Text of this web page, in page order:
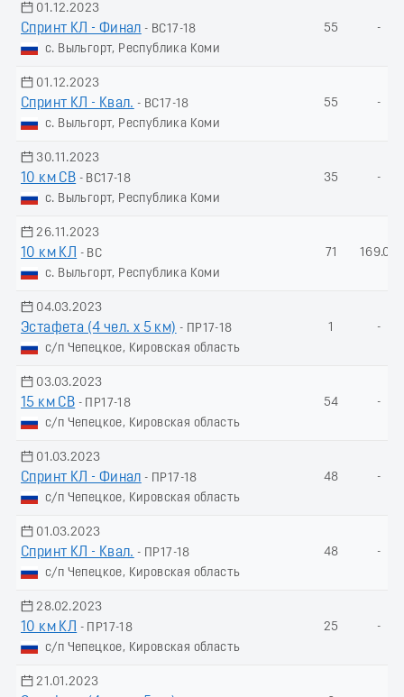
01.12.2023
Спринт КЛ - Финал - ВС17-18
с. Выльгорт, Республика Коми
55 -
01.12.2023
Спринт КЛ - Квал. - ВС17-18
с. Выльгорт, Республика Коми
55 -
30.11.2023
10 км СВ - ВС17-18
с. Выльгорт, Республика Коми
35 -
26.11.2023
10 км КЛ
- ВС
с. Выльгорт, Республика Коми
71 169.09
04.03.2023
Эстафета (4 чел. х 5 км) - ПР17-18
с/п Чепецкое, Кировская область
1 -
03.03.2023
15 км СВ - ПР17-18
с/п Чепецкое, Кировская область
54 -
01.03.2023
Спринт КЛ - Финал - ПР17-18
с/п Чепецкое, Кировская область
48 -
01.03.2023
Спринт КЛ - Квал. - ПР17-18
с/п Чепецкое, Кировская область
48 -
28.02.2023
10 км КЛ
- ПР17-18
с/п Чепецкое, Кировская область
25 -
21.01.2023